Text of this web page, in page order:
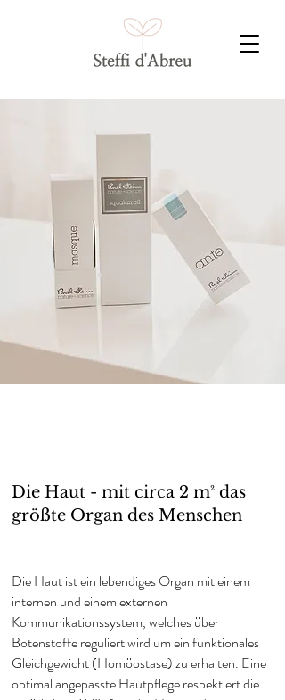
Die Haut - mit circa 2 m² das
größte Organ des Menschen
Die Haut ist ein lebendiges Organ mit einem
internen und einem externen
Kommunikationssystem, welches über
Botenstoffe reguliert wird um ein funktionales
Gleichgewicht (Homöostase) zu erhalten. Eine
optimal angepasste Hautpflege respektiert die